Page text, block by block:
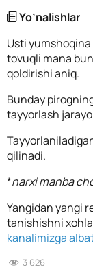
Yo’nalishlar
Usti
tovuqli mana
qoldirishi aniq.
Bunday
tayyorlash
qilinadi.
*narxi manba
Yangidan yangi
tanishishni
kanalimizga
3 626